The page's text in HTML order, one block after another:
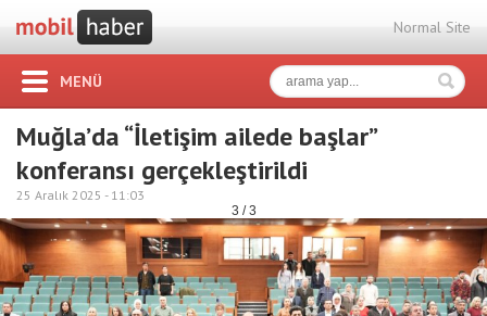
Normal Site
MENÜ
Muğla’da “İletişim ailede başlar”
konferansı gerçekleştirildi
25 Aralık 2025 - 11:03
3 / 3